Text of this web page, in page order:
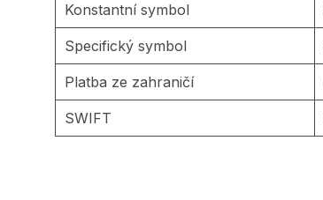
Konstantní symbol
Specifický symbol
Platba ze zahraničí
SWIFT